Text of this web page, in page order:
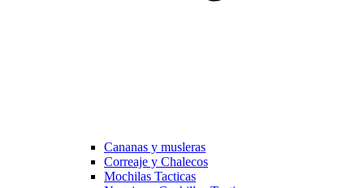
Cananas y musleras
Correaje y Chalecos
Mochilas Tacticas